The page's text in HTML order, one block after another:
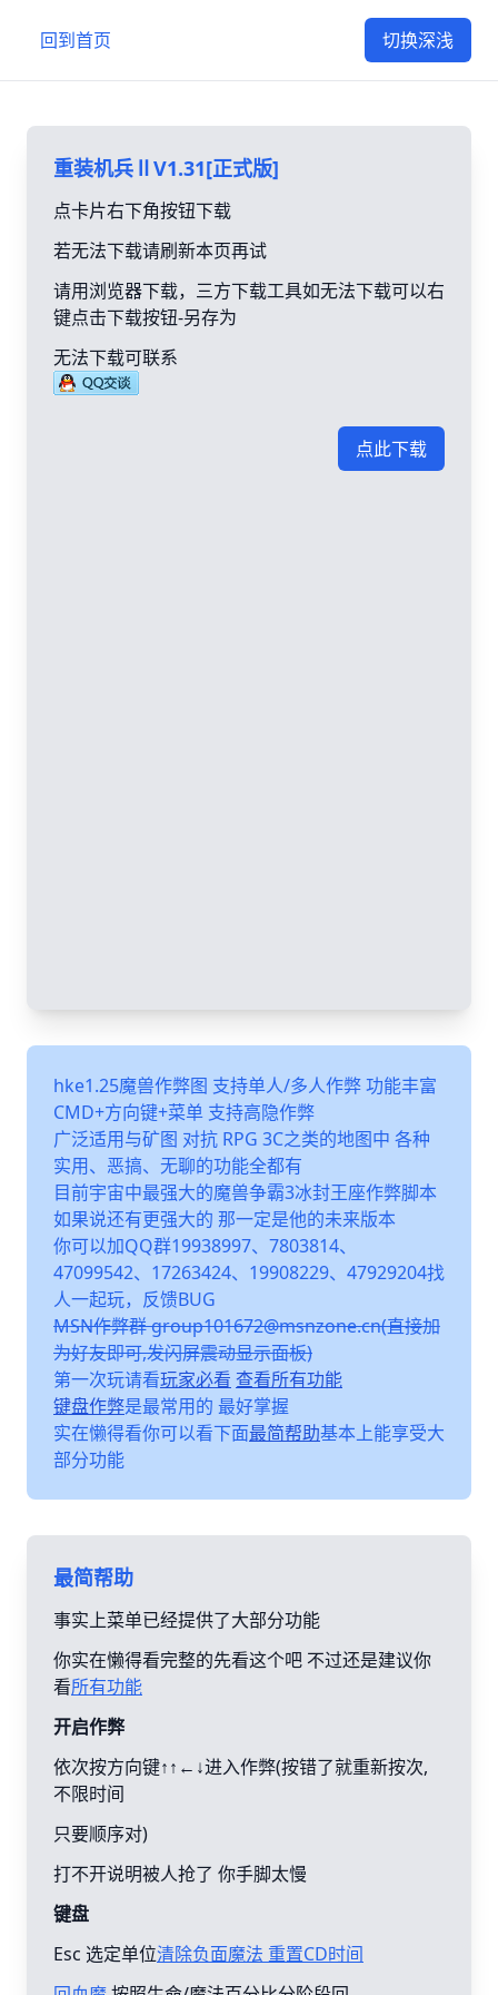
回到首页 切换深浅
重装机兵ⅡV1.31[正式版]
点卡片右下角按钮下载
若无法下载请刷新本页再试
请用浏览器下载，三方下载工具如无法下载可以右
键点击下载按钮-另存为
无法下载可联系
点此下载
hke1.25魔兽作弊图 支持单人/多人作弊 功能丰富
CMD+方向键+菜单 支持高隐作弊
广泛适用与矿图 对抗 RPG 3C之类的地图中 各种
实用、恶搞、无聊的功能全都有
目前宇宙中最强大的魔兽争霸3冰封王座作弊脚本
如果说还有更强大的 那一定是他的未来版本
你可以加QQ群19938997、7803814、
47099542、17263424、19908229、47929204找
人一起玩，反馈BUG
MSN作弊群 group101672@msnzone.cn(直接加
为好友即可,发闪屏震动显示面板)
第一次玩请看玩家必看 查看所有功能
键盘作弊是最常用的 最好掌握
实在懒得看你可以看下面最简帮助基本上能享受大
部分功能
最简帮助
事实上菜单已经提供了大部分功能
你实在懒得看完整的先看这个吧 不过还是建议你
看所有功能
开启作弊
依次按方向键↑↑←↓进入作弊(按错了就重新按次,
不限时间
只要顺序对)
打不开说明被人抢了 你手脚太慢
键盘
Esc 选定单位清除负面魔法 重置CD时间